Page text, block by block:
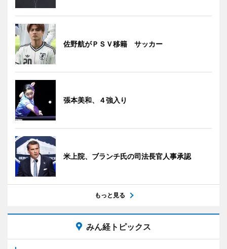
佐野航がＰＳＶ移籍 サッカー
張本美和、４強入り
米上院、ブランチ氏の司法長官人事承認
もっと見る
みん経トピックス